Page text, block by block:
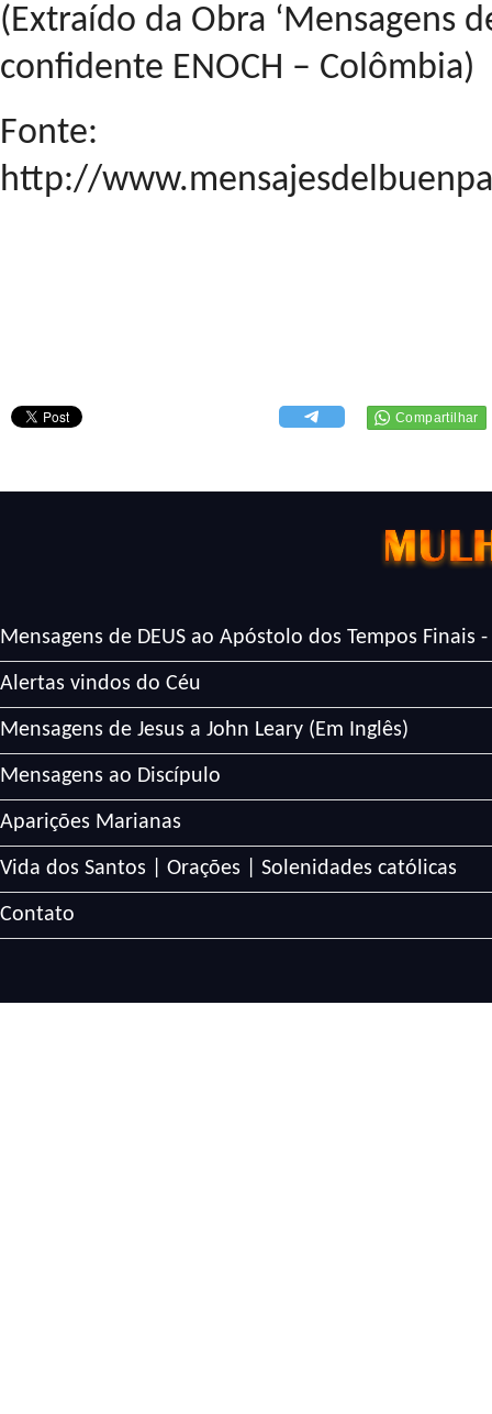
(Extraído da Obra ‘Mensagens
confidente ENOCH – Colômbia)
Fonte:
http://
Mensagens de DEUS ao Apóstolo dos Tempos Finais -
Alertas vindos do Céu
Mensagens de Jesus a John Leary (Em Inglês)
Mensagens ao Discípulo
Aparições Marianas
Vida dos Santos | Orações | Solenidades católicas
Contato